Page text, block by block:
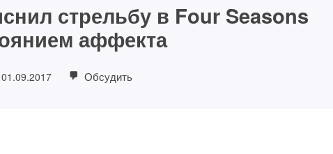
стрельбу в Four Seasons
аффекта
01.09.2017 Обсудить